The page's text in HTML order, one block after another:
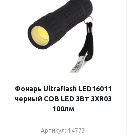
Фонарь Ultraflash LED16011
черный COB LED 3Вт 3XR03
100лм
Артикул: 14773